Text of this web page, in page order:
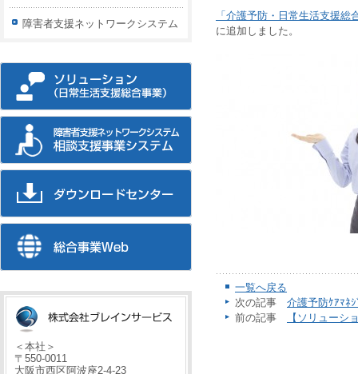
「介護予防・日常生活支援
に追加しました。
一覧へ戻る
次の記事 介護予防ｹｱﾏﾈ
前の記事
【ソリュー
障害者支援ネットワークシステム
＜本社＞
〒550-0011
大阪市西区阿波座2-4-23